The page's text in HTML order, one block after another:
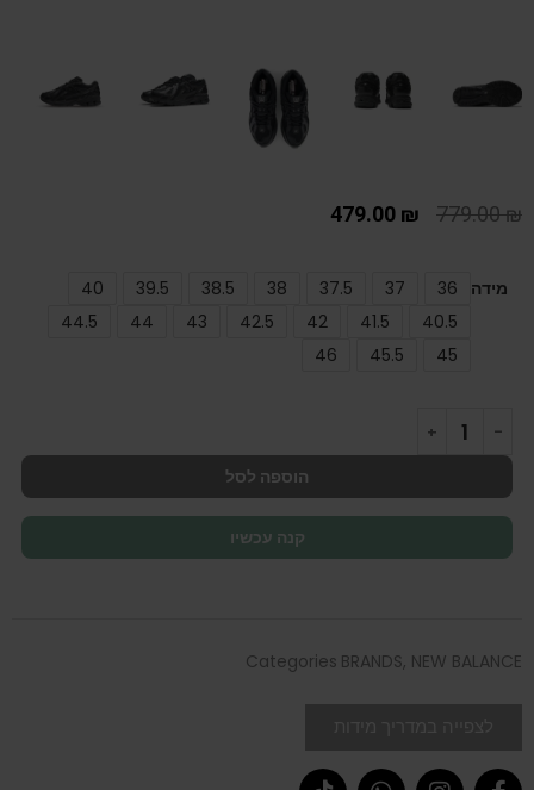
779.00₪
479.00 ₪
מידה 36
37
37.5
38
38.5
39.5
40
40.5
41.5
42
42.5
43
44
44.5
45
45.5
46
הוספה לסל
קנה עכשיו
Categories BRANDS, NEW BALANCE